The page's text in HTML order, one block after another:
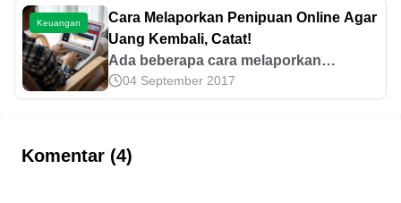
estimasi biaya pendidikan di sini!
Keuangan
Cara Melaporkan Penipuan Online Agar
Uang Kembali, Catat!
Ada beberapa cara melaporkan
penipuan online agar uang kembali
yang bisa kamu coba, seperti melapor
sini!
04 September 2017
Komentar (4)